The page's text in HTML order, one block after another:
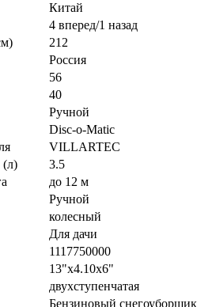
Китай
4 вперед/1 назад
212
Россия
56
40
Ручной
Disc-o-Matic
VILLARTEC
(л)
3.5
до 12 м
Ручной
колесный
Для дачи
1117750000
13"х4.10х6"
двухступенчатая
Бензиновый снегоуборщик